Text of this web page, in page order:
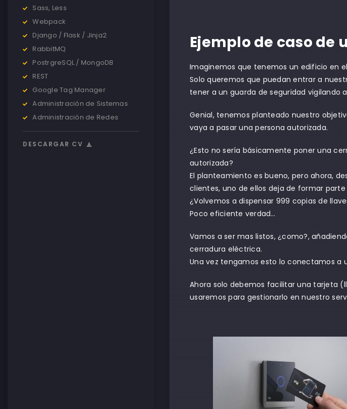
Sass, Less
Webpack
Django / Flask / Jinja2
RabbitMQ
PostrgreSQL / MongoDB
REST
Google Tag Manager
Administración de Sistemas
Administración de Redes
DESCARGAR CV
Ejemplo de caso de
Imaginemos que tenemos un edificio en
Solo queremos que puedan entrar a
tener a un guarda de seguridad vigilando
Genial, tenemos planteado nuestro
vaya a pasar una persona autorizada.
¿Esto no sería básicamente poner una
autorizada?
El planteamiento es bueno, pero ahora,
clientes, uno de ellos deja de formar
¿Volvemos a dispensar 999 copias de
Poco eficiente verdad…
Vamos a ser mas listos, ¿como?,
cerradura eléctrica.
Una vez tengamos esto lo conectamos a
Ahora solo debemos facilitar una tarjeta
usaremos para gestionarlo en nuestro